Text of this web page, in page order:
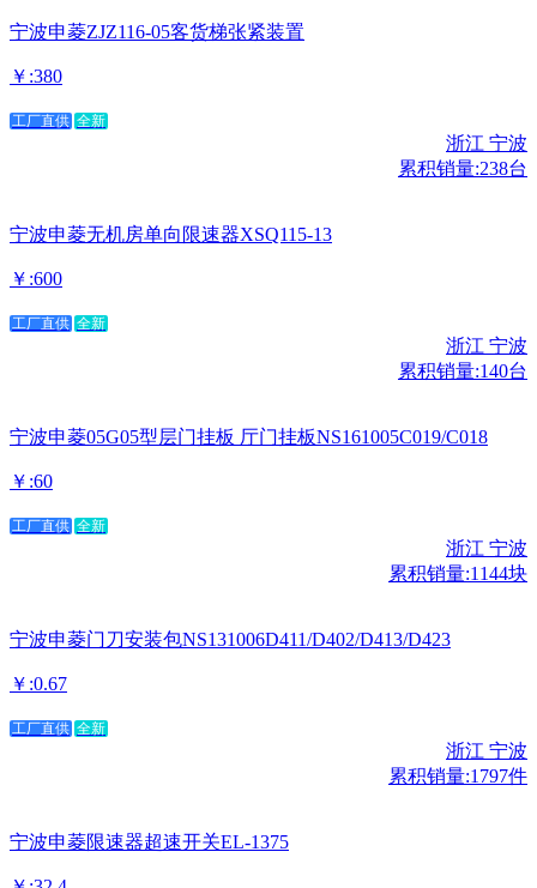
宁波申菱ZJZ116-05客货梯张紧装置
￥:380
工厂直供 全新
浙江 宁波
累积销量:238台
宁波申菱无机房单向限速器XSQ115-13
￥:600
工厂直供 全新
浙江 宁波
累积销量:140台
宁波申菱05G05型层门挂板 厅门挂板NS161005C019/C018
￥:60
工厂直供 全新
浙江 宁波
累积销量:1144块
宁波申菱门刀安装包NS131006D411/D402/D413/D423
￥:0.67
工厂直供 全新
浙江 宁波
累积销量:1797件
宁波申菱限速器超速开关EL-1375